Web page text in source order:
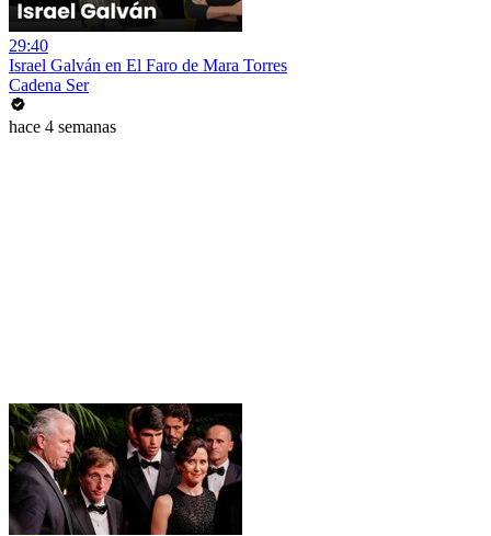
29:40
Israel Galván en El Faro de Mara Torres
Cadena Ser
hace 4 semanas